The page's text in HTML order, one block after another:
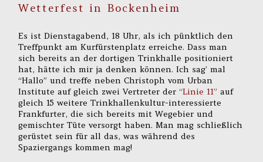
Wetterfest in Bockenheim
Es ist Dienstagabend, 18 Uhr, als ich pünktlich den
Treffpunkt am Kurfürstenplatz erreiche. Dass man
sich bereits an der dortigen Trinkhalle positioniert
hat, hätte ich mir ja denken können. Ich sag’ mal
“Hallo” und treffe neben Christoph vom Urban
Institute auf gleich zwei Vertreter der“Linie 11” auf
gleich 15 weitere Trinkhallenkultur-interessierte
Frankfurter, die sich bereits mit Wegebier und
gemischter Tüte versorgt haben. Man mag schließlich
gerüstet sein für all das, was während des
Spaziergangs kommen mag!